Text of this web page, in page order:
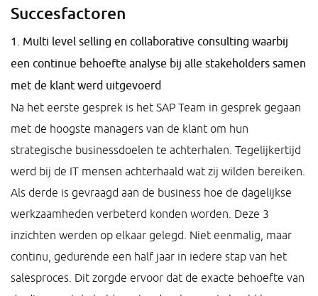
Succesfactoren
1. Multi level selling en collaborative consulting waarbij
een continue behoefte analyse bij alle stakeholders samen
met de klant werd uitgevoerd
Na het eerste gesprek is het SAP Team in gesprek gegaan
met de hoogste managers van de klant om hun
strategische businessdoelen te achterhalen. Tegelijkertijd
werd bij de IT mensen achterhaald wat zij wilden bereiken.
Als derde is gevraagd aan de business hoe de dagelijkse
werkzaamheden verbeterd konden worden. Deze 3
inzichten werden op elkaar gelegd. Niet eenmalig, maar
continu, gedurende een half jaar in iedere stap van het
salesproces. Dit zorgde ervoor dat de exacte behoefte van